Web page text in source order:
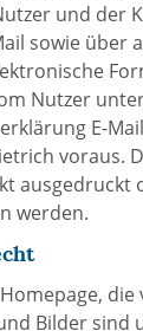
und der
sowie über
Nutzer
E-
voraus.
ausgedruckt
werden.
Bilder sind